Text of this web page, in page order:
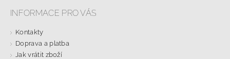
INFORMACE PRO VÁS
Kontakty
Doprava a platba
Jak vrátit zboží